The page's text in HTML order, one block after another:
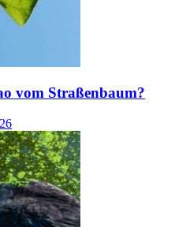
vom Straßenbaum?